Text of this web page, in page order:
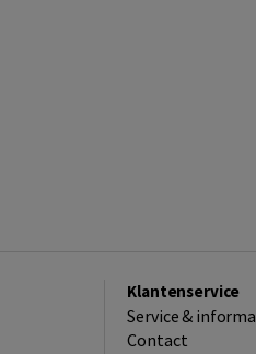
Klantenservice
Service &
Contact